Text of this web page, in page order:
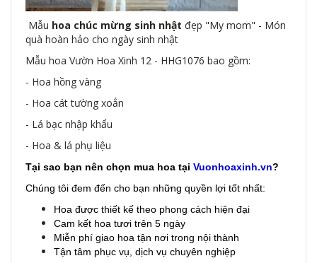
Mẫu hoa chúc mừng sinh nhật đẹp "My mom" - Món
quà hoàn hảo cho ngày sinh nhật
Mẫu hoa Vườn Hoa Xinh 12 - HHG1076 bao gồm:
- Hoa hồng vàng
- Hoa cát tường xoắn
- Lá bạc nhập khẩu
- Hoa & lá phụ liệu
Tại sao bạn nên chọn mua hoa tại Vuonhoaxinh.vn?
Chúng tôi đem đến cho bạn những quyền lợi tốt nhất:
Hoa được thiết kế theo phong cách hiện đại
Cam kết hoa tươi trên 5 ngày
Miễn phí giao hoa tận nơi trong nội thành
Tận tâm phục vụ, dịch vụ chuyên nghiệp